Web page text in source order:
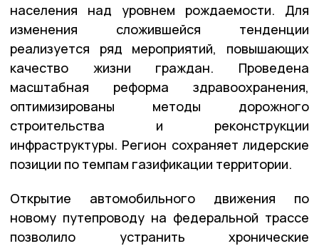
населения над уровнем рождаемости. Для
изменения сложившейся тенденции
реализуется ряд мероприятий, повышающих
качество жизни граждан. Проведена
масштабная реформа здравоохранения,
оптимизированы методы дорожного
строительства и реконструкции
инфраструктуры. Регион сохраняет лидерские
позиции по темпам газификации территории.
Открытие автомобильного движения по
новому путепроводу на федеральной трассе
позволило устранить хронические